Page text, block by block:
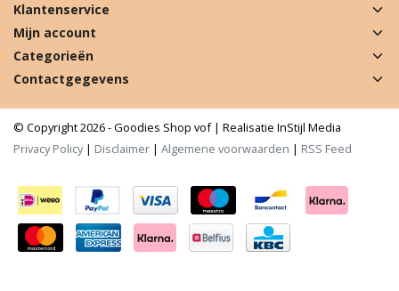
Klantenservice
Mijn account
Categorieën
Contactgegevens
© Copyright 2026 - Goodies Shop vof | Realisatie InStijl Media
Privacy Policy| Disclaimer | Algemene voorwaarden | RSS Feed